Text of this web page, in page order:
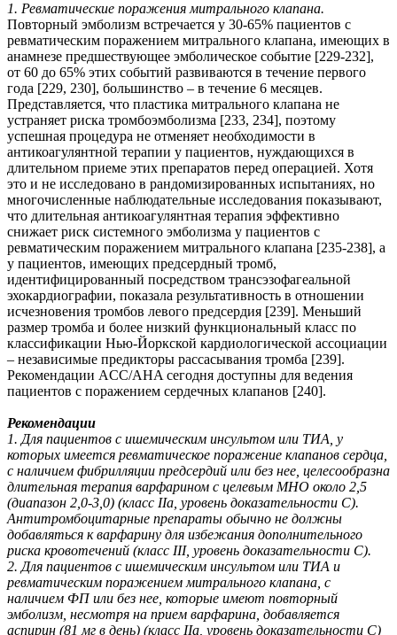
1. Ревматические поражения митрального клапана.
Повторный эмболизм встречается у 30-65% пациентов с
ревматическим поражением митрального клапана, имеющих в
анамнезе предшествующее эмболическое событие [229-232],
от 60 до 65% этих событий развиваются в течение первого
года [229, 230], большинство – в течение 6 месяцев.
Представляется, что пластика митрального клапана не
устраняет риска тромбоэмболизма [233, 234], поэтому
успешная процедура не отменяет необходимости в
антикоагулянтной терапии у пациентов, нуждающихся в
длительном приеме этих препаратов перед операцией. Хотя
это и не исследовано в рандомизированных испытаниях, но
многочисленные наблюдательные исследования показывают,
что длительная антикоагулянтная терапия эффективно
снижает риск системного эмболизма у пациентов с
ревматическим поражением митрального клапана [235-238], а
у пациентов, имеющих предсердный тромб,
идентифицированный посредством трансэзофагеальной
эхокардиографии, показала результативность в отношении
исчезновения тромбов левого предсердия [239]. Меньший
размер тромба и более низкий функциональный класс по
классификации Нью-Йоркской кардиологической ассоциации
– независимые предикторы рассасывания тромба [239].
Рекомендации ACC/AHA сегодня доступны для ведения
пациентов с поражением сердечных клапанов [240].
Рекомендации
1. Для пациентов с ишемическим инсультом или ТИА, у
которых имеется ревматическое поражение клапанов сердца,
с наличием фибрилляции предсердий или без нее, целесообразна
длительная терапия варфарином с целевым МНО около 2,5
(диапазон 2,0-3,0) (класс IIa, уровень доказательности C).
Антитромбоцитарные препараты обычно не должны
добавляться к варфарину для избежания дополнительного
риска кровотечений (класс III, уровень доказательности C).
2. Для пациентов с ишемическим инсультом или ТИА и
ревматическим поражением митрального клапана, с
наличием ФП или без нее, которые имеют повторный
эмболизм, несмотря на прием варфарина, добавляется
аспирин (81 мг в день) (класс IIa, уровень доказательности C)